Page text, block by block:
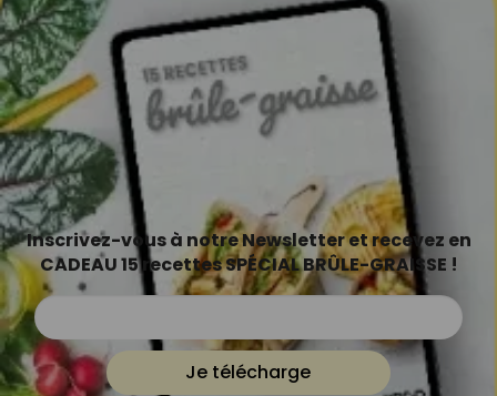
Inscrivez-vous à notre Newsletter et recevez en
CADEAU 15 recettes SPÉCIAL BRÛLE-GRAISSE !
Je télécharge